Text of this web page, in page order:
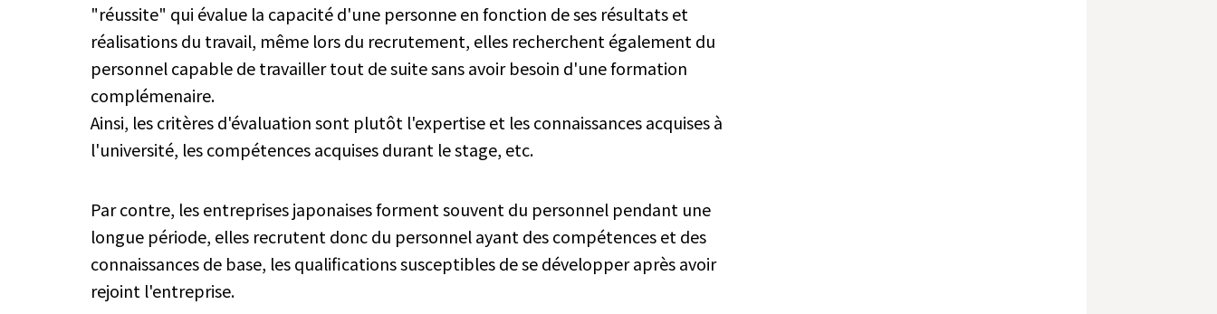
"réussite" qui évalue la capacité d'une personne en fonction de ses résultats et
réalisations du travail, même lors du recrutement, elles recherchent également du
personnel capable de travailler tout de suite sans avoir besoin d'une formation
complémenaire.
Ainsi, les critères d'évaluation sont plutôt l'expertise et les connaissances acquises à
l'université, les compétences acquises durant le stage, etc.
Par contre, les entreprises japonaises forment souvent du personnel pendant une
longue période, elles recrutent donc du personnel ayant des compétences et des
connaissances de base, les qualifications susceptibles de se développer après avoir
rejoint l'entreprise.